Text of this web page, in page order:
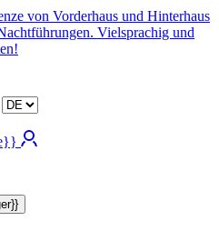
von Vorderhaus und Hinterhaus
Vielsprachig und